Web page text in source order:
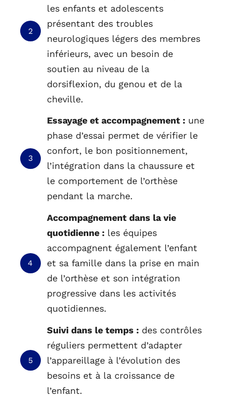
2
les enfants et adolescents
présentant des troubles
neurologiques légers des membres
inférieurs, avec un besoin de
soutien au niveau de la
dorsiflexion, du genou et de la
cheville.
3
Essayage et accompagnement : une
phase d’essai permet de vérifier le
confort, le bon positionnement,
l’intégration dans la chaussure et
le comportement de l’orthèse
pendant la marche.
4
Accompagnement dans la vie
quotidienne : les équipes
accompagnent également l’enfant
et sa famille dans la prise en main
de l’orthèse et son intégration
progressive dans les activités
quotidiennes.
5
Suivi dans le temps : des contrôles
réguliers permettent d’adapter
l’appareillage à l’évolution des
besoins et à la croissance de
l’enfant.